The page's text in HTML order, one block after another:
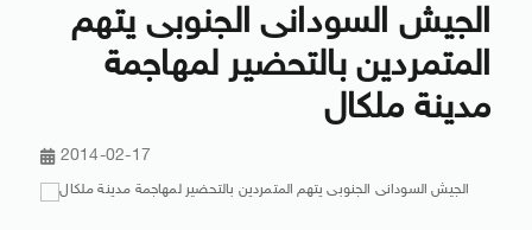
الجيش السودانى الجنوبى يتهم
المتمردين بالتحضير لمهاجمة
مدينة ملكال
2014-02-17